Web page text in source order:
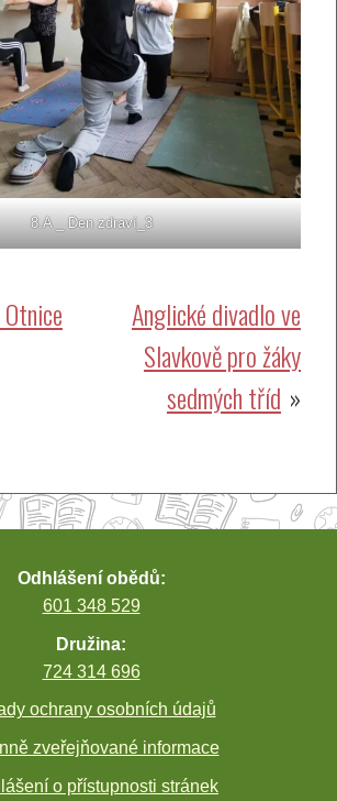
8.A _ Den zdraví_3
Anglické divadlo ve
Slavkově pro žáky
sedmých tříd
Odhlášení obědů:
601 348 529
Družina:
724 314 696
ochrany osobních údajů
zveřejňované informace
o přístupnosti stránek